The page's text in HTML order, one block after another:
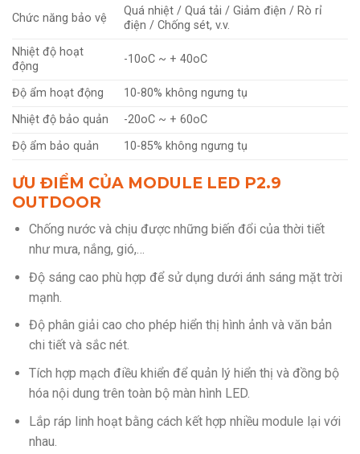
Chức năng bảo vệ
Quá nhiệt / Quá tải / Giảm điện / Rò rỉ
điện / Chống sét, v.v.
Nhiệt độ hoạt
động
-10oC ~ + 40oC
Độ ẩm hoạt động
10-80% không ngưng tụ
Nhiệt độ bảo quản
-20oC ~ + 60oC
Độ ẩm bảo quản
10-85% không ngưng tụ
ƯU ĐIỂM CỦA MODULE LED P2.9
OUTDOOR
Chống nước và chịu được những biến đổi của thời tiết
như mưa, nắng, gió,…
Độ sáng cao phù hợp để sử dụng dưới ánh sáng mặt trời
mạnh.
Độ phân giải cao cho phép hiển thị hình ảnh và văn bản
chi tiết và sắc nét.
Tích hợp mạch điều khiển để quản lý hiển thị và đồng bộ
hóa nội dung trên toàn bộ màn hình LED.
Lắp ráp linh hoạt bằng cách kết hợp nhiều module lại với
nhau.